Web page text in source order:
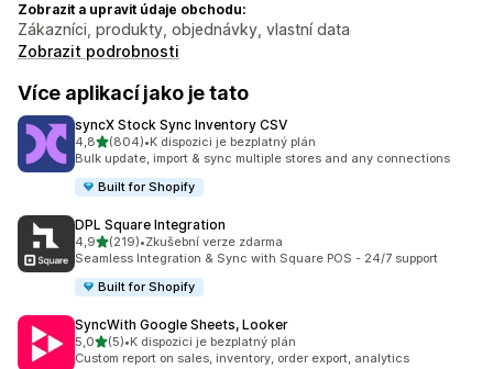
Zobrazit a upravit údaje obchodu:
Zákazníci, produkty, objednávky, vlastní data
Zobrazit podrobnosti
Více aplikací jako je tato
syncX Stock Sync Inventory CSV
4,8z 5 hvězd
(804)
Celkový počet recenzí: 804
•K dispozici je bezplatný plán
Bulk update, import & sync multiple stores and any connections
Built for Shopify
DPL Square Integration
4,9z 5 hvězd
(219)
Celkový počet recenzí: 219
•Zkušební verze zdarma
Seamless Integration & Sync with Square POS - 24/7 support
Built for Shopify
SyncWith Google Sheets, Looker
5,0z 5 hvězd
(5)
Celkový počet recenzí: 5
•K dispozici je bezplatný plán
Custom report on sales, inventory, order export, analytics